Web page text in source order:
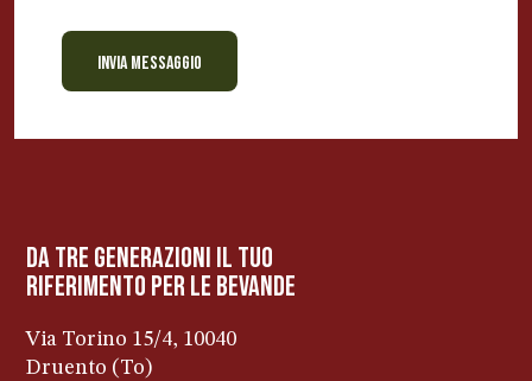
INVIA MESSAGGIO
da tre generazioni il tuo
riferimento per le bevanDe
Via Torino 15/4, 10040
Druento (To)